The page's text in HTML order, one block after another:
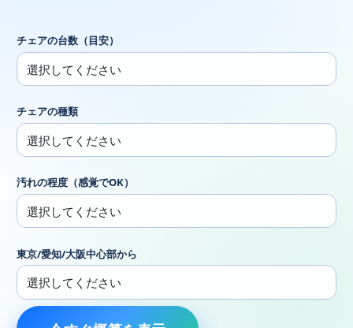
チェアの台数（目安）
チェアの種類
汚れの程度（感覚でOK）
東京/愛知/大阪中心部から